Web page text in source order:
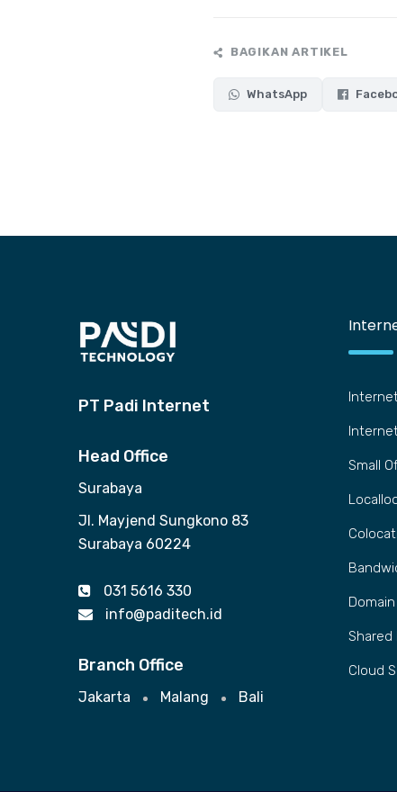
BAGIKAN ARTIKEL
WhatsApp
PT Padi Internet
Head Office
Surabaya
Jl. Mayjend Sungkono 83
Surabaya 60224
031 5616 330
info@paditech.id
Branch Office
Jakarta Malang Bali
Small
Domain
Shared
Cloud